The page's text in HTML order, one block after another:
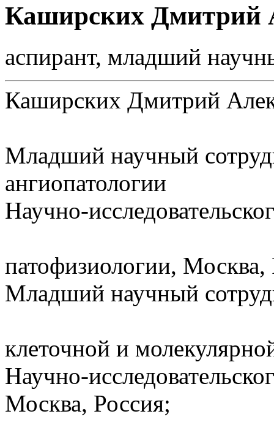
Каширских Дмитрий
аспирант, младший
Каширских Дмитрий
Младший научный
ангиопатологии
Научно-
патофизиологии, Москва,
Младший научный
клеточной и
Научно-
Москва, Россия;